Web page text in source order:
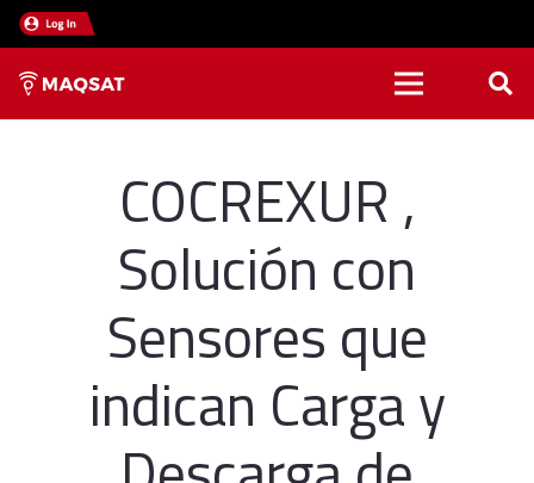
COCREXUR ,
Solución con
Sensores que
indican Carga y